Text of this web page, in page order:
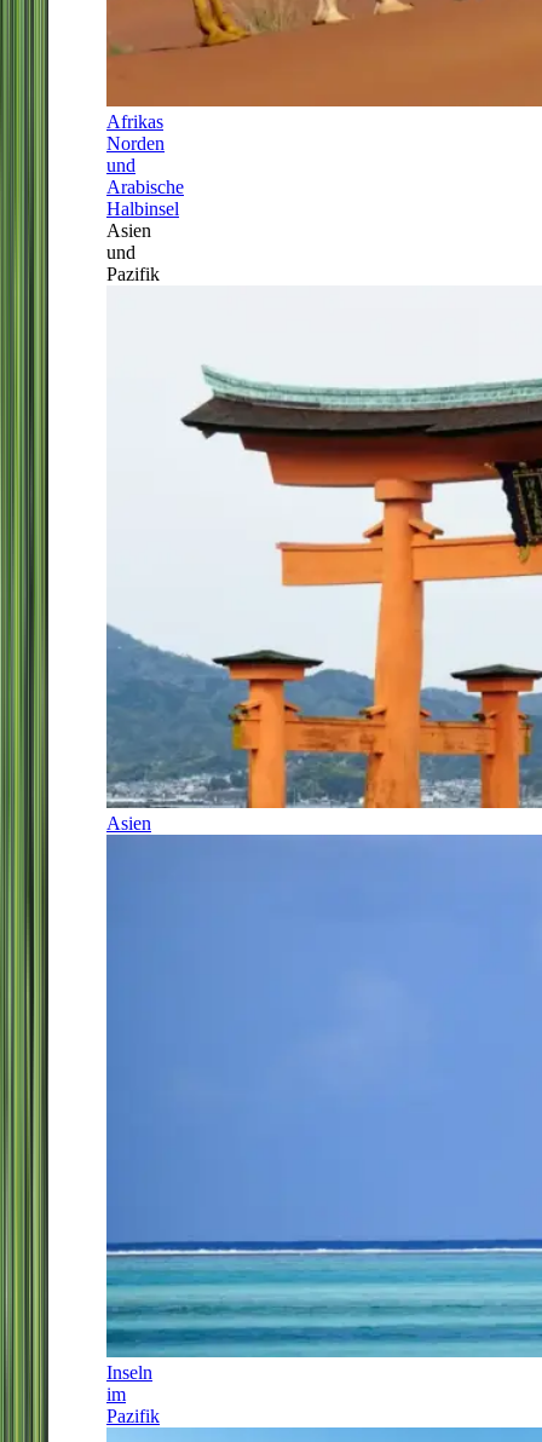
Afrikas
Norden
und
Arabische
Halbinsel
Asien
und
Pazifik
Asien
Inseln
im
Pazifik